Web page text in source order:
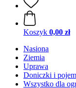
Koszyk 0,00 zł
Nasiona
Ziemia
Uprawa
Doniczki i
Wszystko dla